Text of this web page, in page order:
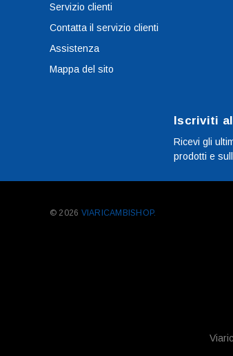
Servizio clienti
Contatta il servizio clienti
Assistenza
Mappa del sito
Iscriviti
Ricevi gli
prodotti e
© 2026 VIARICAMBISHOP.